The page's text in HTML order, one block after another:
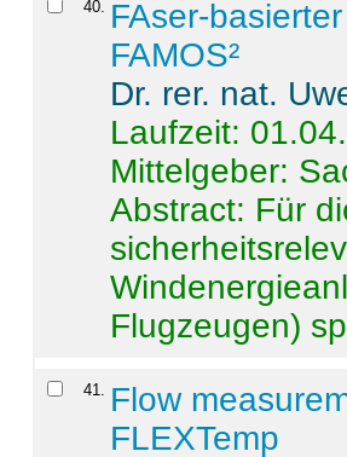
40. FAser-
FAMOS²
Dr. rer. nat.
Laufzeit:
Mittelgeber:
Abstract: Für
Flugzeugen)
41. Flow
FLEXTemp